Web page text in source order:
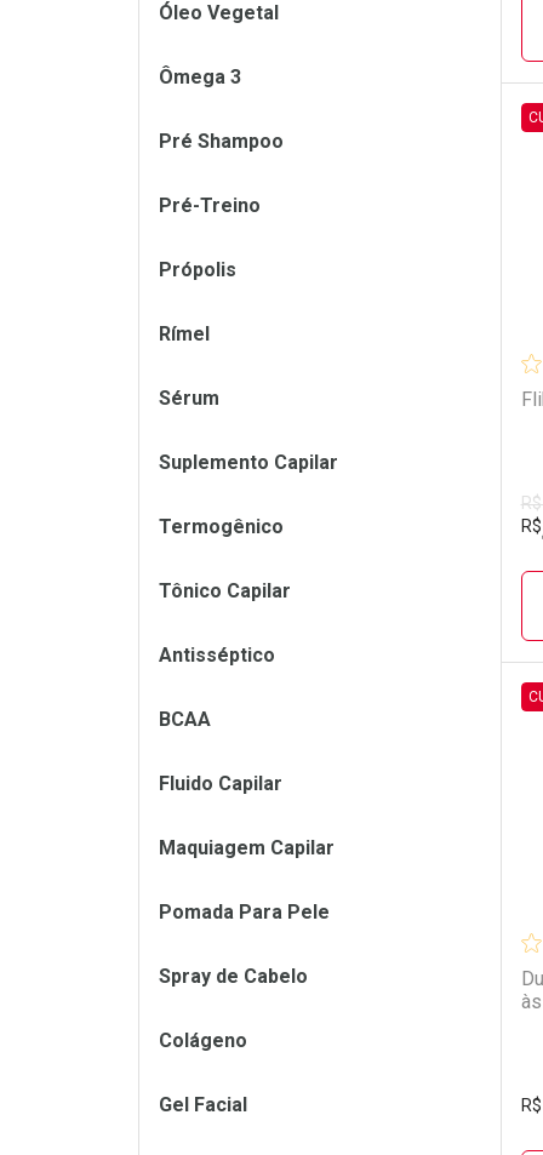
R$
R$
Óleo Vegetal
Ômega 3
Pré Shampoo
Pré-Treino
Própolis
Rímel
Sérum
Suplemento Capilar
Termogênico
Tônico Capilar
Antisséptico
BCAA
Fluido Capilar
Maquiagem Capilar
Pomada Para Pele
Spray de Cabelo
Colágeno
Gel Facial